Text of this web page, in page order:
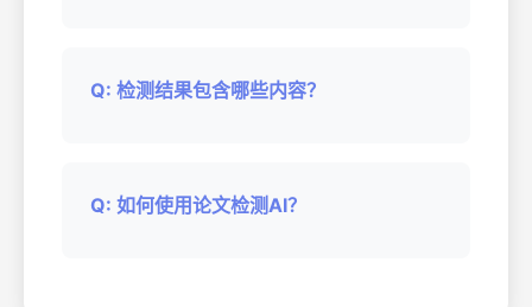
Q: 检测结果包含哪些内容？
Q: 如何使用论文检测AI？